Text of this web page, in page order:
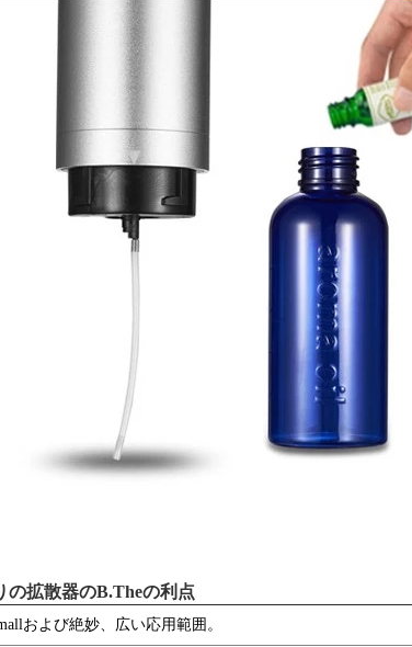
の拡散器のB.Theの利点
および絶妙、広い応用範囲。